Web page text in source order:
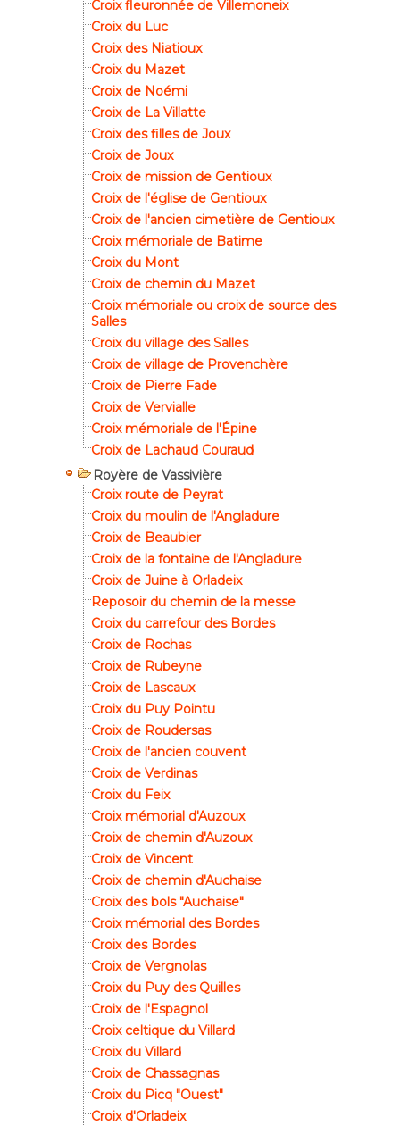
Croix fleuronnée de Villemoneix
Croix du Luc
Croix des Niatioux
Croix du Mazet
Croix de Noémi
Croix de La Villatte
Croix des filles de Joux
Croix de Joux
Croix de mission de Gentioux
Croix de l'église de Gentioux
Croix de l'ancien cimetière de Gentioux
Croix mémoriale de Batime
Croix du Mont
Croix de chemin du Mazet
Croix mémoriale ou croix de source des
Salles
Croix du village des Salles
Croix de village de Provenchère
Croix de Pierre Fade
Croix de Vervialle
Croix mémoriale de l'Épine
Croix de Lachaud Couraud
Royère de Vassivière
Croix route de Peyrat
Croix du moulin de l'Angladure
Croix de Beaubier
Croix de la fontaine de l'Angladure
Croix de Juine à Orladeix
Reposoir du chemin de la messe
Croix du carrefour des Bordes
Croix de Rochas
Croix de Rubeyne
Croix de Lascaux
Croix du Puy Pointu
Croix de Roudersas
Croix de l'ancien couvent
Croix de Verdinas
Croix du Feix
Croix mémorial d'Auzoux
Croix de chemin d'Auzoux
Croix de Vincent
Croix de chemin d'Auchaise
Croix des bols "Auchaise"
Croix mémorial des Bordes
Croix des Bordes
Croix de Vergnolas
Croix du Puy des Quilles
Croix de l'Espagnol
Croix celtique du Villard
Croix du Villard
Croix de Chassagnas
Croix du Picq "Ouest"
Croix d'Orladeix